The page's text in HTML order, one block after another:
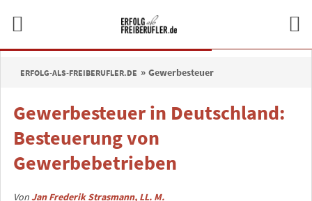
ERFOLG-ALS-FREIBERUFLER.DE Gewerbesteuer
Gewerbesteuer in Deutschland:
Besteuerung von
Gewerbebetrieben
VonJan Frederik Strasmann, LL. M.